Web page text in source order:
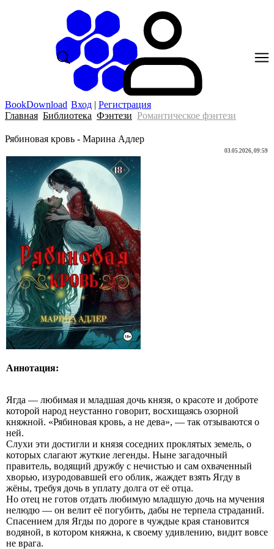
BookDownload Вход | Регистрация
Главная Библиотека Фэнтези Романтическое фэнтези
Рябиновая кровь - Марина Адлер
03.05.2026, 09:59
Аннотация:
Ягда — любимая и младшая дочь князя, о красоте и доброте
которой народ неустанно говорит, восхищаясь озорной
княжной. «Рябиновая кровь, а не дева», — так отзываются о
ней.
Слухи эти достигли и князя соседних проклятых земель, о
которых слагают жуткие легенды. Ныне загадочный
правитель, водящий дружбу с нечистью и сам охваченный
хворью, изуродовавшей его облик, жаждет взять Ягду в
жёны, требуя дочь в уплату долга от её отца.
Но отец не готов отдать любимую младшую дочь на мучения
нелюдю — он велит её погубить, дабы не терпела страданий.
Спасением для Ягды по дороге в чуждые края становится
водяной, в котором княжна, к своему удивлению, видит вовсе
не врага.